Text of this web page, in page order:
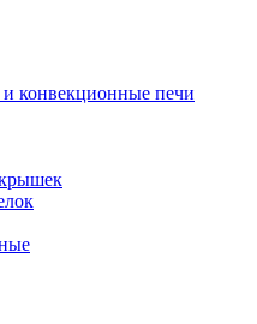
конвекционные печи